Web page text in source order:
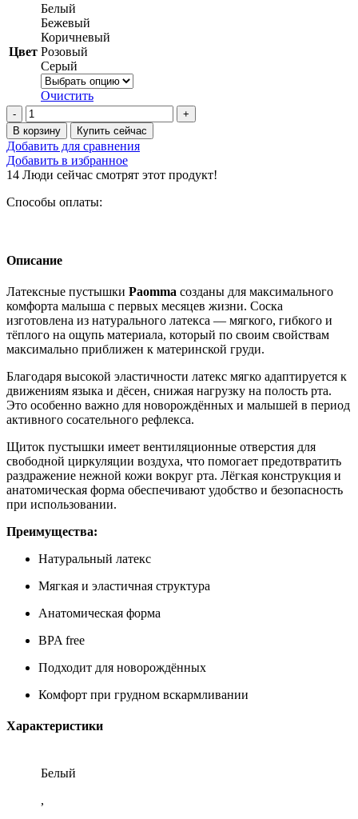
Цвет
Белый
Бежевый
Коричневый
Розовый
Серый
Очистить
Количество
товара
Пустышка
латексная
6-
18
мес
В корзину Купить сейчас
Добавить для сравнения
Добавить в избранное
14 Люди сейчас смотрят этот продукт!
Способы оплаты:
Описание
Латексные пустышки Paomma созданы для максимального
комфорта малыша с первых месяцев жизни. Соска
изготовлена из натурального латекса — мягкого, гибкого и
тёплого на ощупь материала, который по своим свойствам
максимально приближен к материнской груди.
Благодаря высокой эластичности латекс мягко адаптируется к
движениям языка и дёсен, снижая нагрузку на полость рта.
Это особенно важно для новорождённых и малышей в период
активного сосательного рефлекса.
Щиток пустышки имеет вентиляционные отверстия для
свободной циркуляции воздуха, что помогает предотвратить
раздражение нежной кожи вокруг рта. Лёгкая конструкция и
анатомическая форма обеспечивают удобство и безопасность
при использовании.
Преимущества:
Натуральный латекс
Мягкая и эластичная структура
Анатомическая форма
BPA free
Подходит для новорождённых
Комфорт при грудном вскармливании
Характеристики
Белый
,